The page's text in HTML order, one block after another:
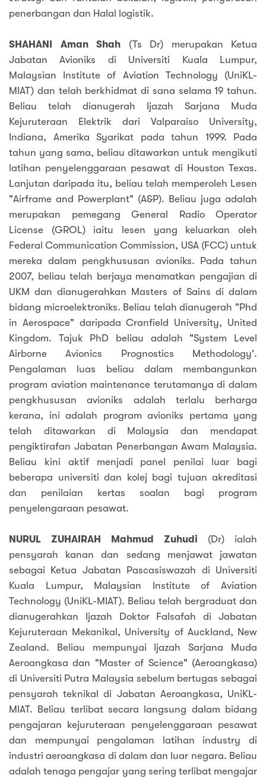
penerbangan dan Halal logistik.
SHAHANI Aman Shah (Ts Dr) merupakan Ketua
Jabatan Avioniks di Universiti Kuala Lumpur,
Malaysian Institute of Aviation Technology (UniKL-
MIAT) dan telah berkhidmat di sana selama 19 tahun.
Beliau telah dianugerah Ijazah Sarjana Muda
Kejuruteraan Elektrik dari Valparaiso University,
Indiana, Amerika Syarikat pada tahun 1999. Pada
tahun yang sama, beliau ditawarkan untuk mengikuti
latihan penyelenggaraan pesawat di Houston Texas.
Lanjutan daripada itu, beliau telah memperoleh Lesen
"Airframe and Powerplant" (A&P). Beliau juga adalah
merupakan pemegang General Radio Operator
License (GROL) iaitu lesen yang keluarkan oleh
Federal Communication Commission, USA (FCC) untuk
mereka dalam pengkhususan avioniks. Pada tahun
2007, beliau telah berjaya menamatkan pengajian di
UKM dan dianugerahkan Masters of Sains di dalam
bidang microelektroniks. Beliau telah dianugerah "Phd
in Aerospace" daripada Cranfield University, United
Kingdom. Tajuk PhD beliau adalah "System Level
Airborne Avionics Prognostics Methodology'.
Pengalaman luas beliau dalam membangunkan
program aviation maintenance terutamanya di dalam
pengkhususan avioniks adalah terlalu berharga
kerana, ini adalah program avioniks pertama yang
telah ditawarkan di Malaysia dan mendapat
pengiktirafan Jabatan Penerbangan Awam Malaysia.
Beliau kini aktif menjadi panel penilai luar bagi
beberapa universiti dan kolej bagi tujuan akreditasi
dan penilaian kertas soalan bagi program
penyelengaraan pesawat.
NURUL ZUHAIRAH Mahmud Zuhudi (Dr) ialah
pensyarah kanan dan sedang menjawat jawatan
sebagai Ketua Jabatan Pascasiswazah di Universiti
Kuala Lumpur, Malaysian Institute of Aviation
Technology (UniKL-MIAT). Beliau telah bergraduat dan
dianugerahkan Ijazah Doktor Falsafah di Jabatan
Kejuruteraan Mekanikal, University of Auckland, New
Zealand. Beliau mempunyai Ijazah Sarjana Muda
Aeroangkasa dan "Master of Science" (Aeroangkasa)
di Universiti Putra Malaysia sebelum bertugas sebagai
pensyarah teknikal di Jabatan Aeroangkasa, UniKL-
MIAT. Beliau terlibat secara langsung dalam bidang
pengajaran kejuruteraan penyelenggaraan pesawat
dan mempunyai pengalaman latihan industry di
industri aeroangkasa di dalam dan luar negara. Beliau
adalah tenaga pengajar yang sering terlibat mengajar